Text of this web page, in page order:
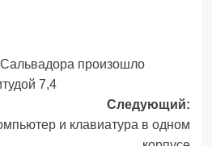
произошло
7,4
Следующий:
и клавиатура в одном